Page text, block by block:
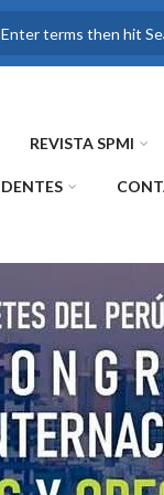
REVISTA SPMI